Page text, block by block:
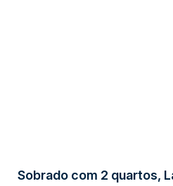
Sobrado com 2 quartos,